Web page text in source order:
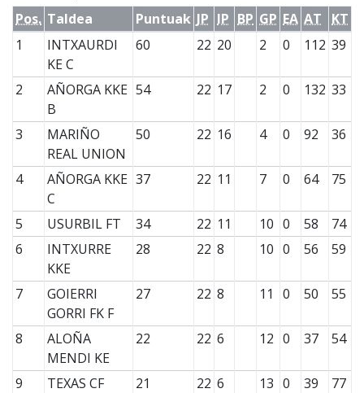
Pos. Taldea Puntuak JP IP BP GP EA AT
KT
1
INTXAURDI
KE C
60 22 20 2 0 112 39
2
AÑORGA KKE
B
54 22 17 2 0 132 33
3
MARIÑO
REAL UNION
50 22 16 4 0 92 36
4
AÑORGA KKE
C
37 22 11 7 0 64 75
5 USURBIL FT 34 22 11 10 0 58
74
6
INTXURRE
KKE
28 22 8 10 0 56 59
7
GOIERRI
GORRI FK F
27 22 8 11 0 50 55
8
ALOÑA
MENDI KE
22 22 6 12 0 37 54
9 TEXAS CF 21 22 6 13 0 39
77